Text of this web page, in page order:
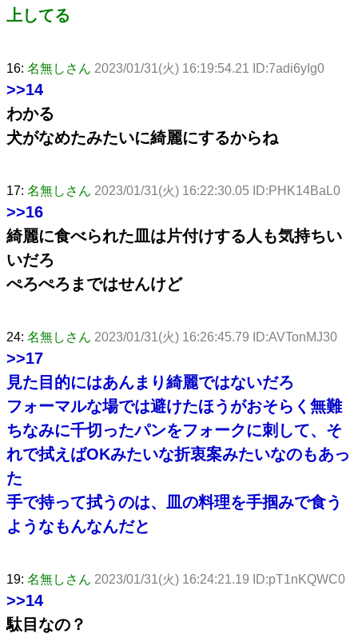
上してる
16: 名無しさん 2023/01/31(火) 16:19:54.21 ID:7adi6yIg0
>>14
わかる
犬がなめたみたいに綺麗にするからね
17: 名無しさん 2023/01/31(火) 16:22:30.05 ID:PHK14BaL0
>>16
綺麗に食べられた皿は片付けする人も気持ちい
いだろ
ぺろぺろまではせんけど
24: 名無しさん 2023/01/31(火) 16:26:45.79 ID:AVTonMJ30
>>17
見た目的にはあんまり綺麗ではないだろ
フォーマルな場では避けたほうがおそらく無難
ちなみに千切ったパンをフォークに刺して、そ
れで拭えばOKみたいな折衷案みたいなのもあっ
た
手で持って拭うのは、皿の料理を手掴みで食う
ようなもんなんだと
19: 名無しさん 2023/01/31(火) 16:24:21.19 ID:pT1nKQWC0
>>14
駄目なの？